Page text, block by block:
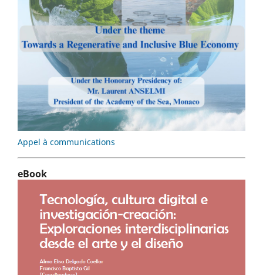
Appel à communications
eBook